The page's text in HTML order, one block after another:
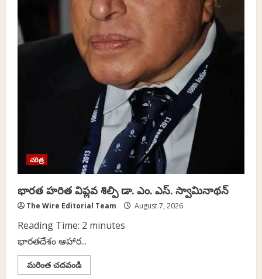
చరిత్ర
భారత హరిత విప్లవ శిల్పి డా. ఎం. ఎస్. స్వామినాథన్
The Wire Editorial Team August 7, 2026
Reading Time: 2 minutes
భారతదేశం ఆహార...
మరింత చదవండిRead
more